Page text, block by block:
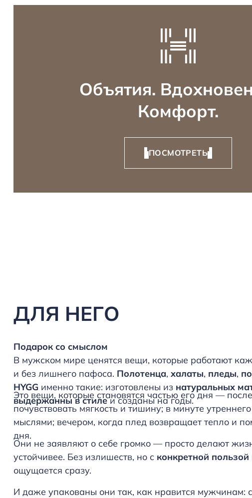
Объятия.
Комфорт.
ПОСМОТРЕТЬ
ДЛЯ НЕГО
Подарок со смыслом
В мужском мире ценятся вещи, которые работают
и без лишнего пафоса. Полотенца, халаты, пледы,
HYGG именно такие: изготовлены из натуральных
выдержанны в стилеи созданы на годы.
Это вещи, которые становятся частью его дня —
почувствовать мягкость и тишину; в минуте
мыслями; вечером, когда плед возвращает тепло и
дня.
Они не заявляют о себе громко — просто делают
устойчивее. Без излишеств, но с конкретной пользой
ощущается сразу.
И даже упакованы они так, как нравится мужчинам: